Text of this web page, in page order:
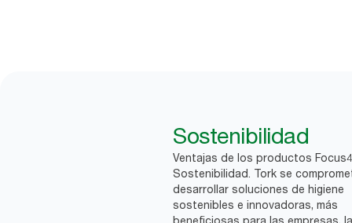
Sostenibilidad
Ventajas de los productos Focus4
Sostenibilidad. Tork se
desarrollar soluciones de higiene
sostenibles e innovadoras, más
beneficiosas para las empresas,